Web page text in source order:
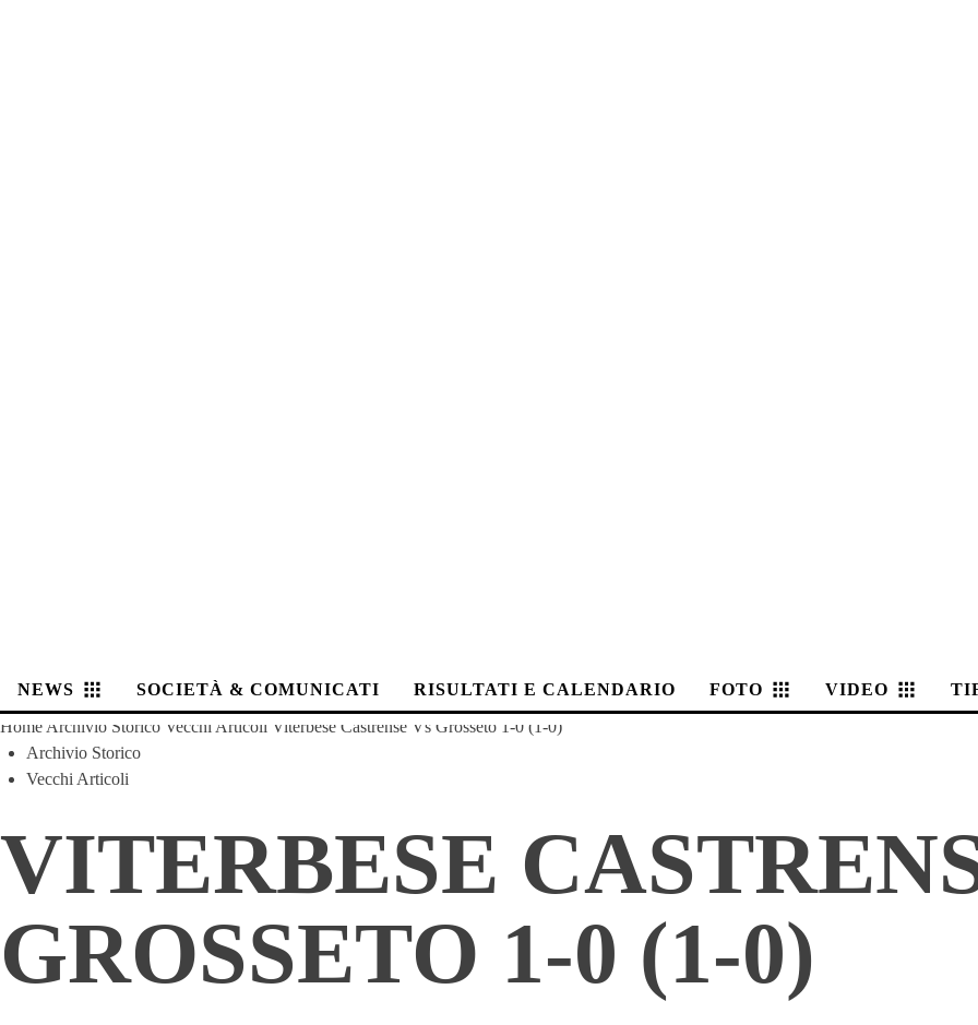
NEWS SOCIETÀ & COMUNICATI RISULTATI E CALENDARIO FOTO VIDEO
Home Archivio Storico Vecchi Articoli Viterbese Castrense Vs Grosseto 1-0 (1-0)
Archivio Storico
Vecchi Articoli
VITERBESE
GROSSETO 1-0 (1-0)